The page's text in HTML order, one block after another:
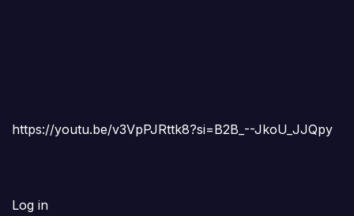
https://youtu.be/v3VpPJRttk8?si=B2B_--JkoU_JJQpy
Log in